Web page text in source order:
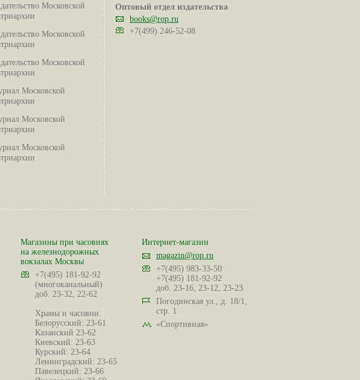
Московской
Московской
Московской
Московской
Московской
Московской
Оптовый отдел издательства
books@rop.ru
+7(499) 246-52-08
Магазины при часовнях
на железнодорожных
вокзалах Москвы
+7(495) 181-92-92
(многоканальный)
доб. 23-32, 22-62
Храмы и часовни:
Белорусский: 23-61
Казанский 23-62
Киевский: 23-63
Курский: 23-64
Ленинградский: 23-65
Павелецкий: 23-66
Интернет-магазин
magazin@rop.ru
+7(495) 983-33-50
+7(495) 181-92-92
доб. 23-16, 23-12, 23-23
Погодинская ул., д. 18/1,
стр. 1.
«Спортивная»